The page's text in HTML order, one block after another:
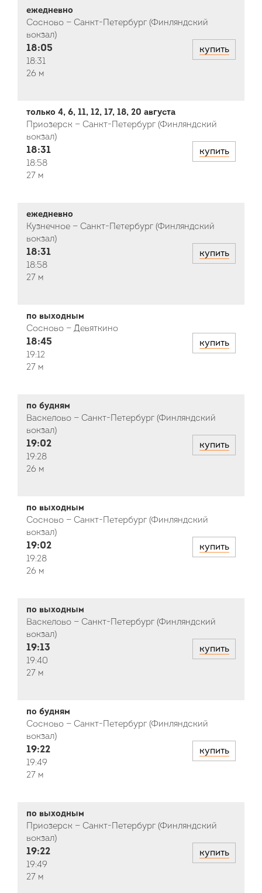
ежедневно
Сосново — Санкт-Петербург (Финляндский
вокзал)
18:05
18:31
26 м
купить
только 4, 6, 11, 12, 17, 18, 20 августа
Приозерск — Санкт-Петербург (Финляндский
вокзал)
18:31
18:58
27 м
купить
ежедневно
Кузнечное — Санкт-Петербург (Финляндский
вокзал)
18:31
18:58
27 м
купить
по выходным
Сосново — Девяткино
18:45
19:12
27 м
купить
по будням
Васкелово — Санкт-Петербург (Финляндский
вокзал)
19:02
19:28
26 м
купить
по выходным
Сосново — Санкт-Петербург (Финляндский
вокзал)
19:02
19:28
26 м
купить
по выходным
Васкелово — Санкт-Петербург (Финляндский
вокзал)
19:13
19:40
27 м
купить
по будням
Сосново — Санкт-Петербург (Финляндский
вокзал)
19:22
19:49
27 м
купить
по выходным
Приозерск — Санкт-Петербург (Финляндский
вокзал)
19:22
19:49
27 м
купить